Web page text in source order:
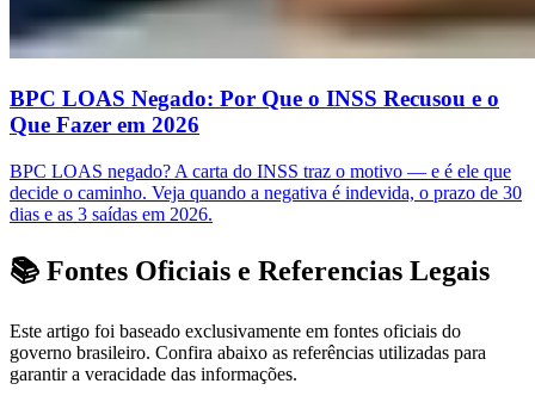
BPC LOAS Negado: Por Que o INSS Recusou e o
Que Fazer em 2026
BPC LOAS negado? A carta do INSS traz o motivo — e é ele que
decide o caminho. Veja quando a negativa é indevida, o prazo de 30
dias e as 3 saídas em 2026.
📚 Fontes Oficiais e Referencias Legais
Este artigo foi baseado exclusivamente em fontes oficiais do
governo brasileiro. Confira abaixo as referências utilizadas para
garantir a veracidade das informações.